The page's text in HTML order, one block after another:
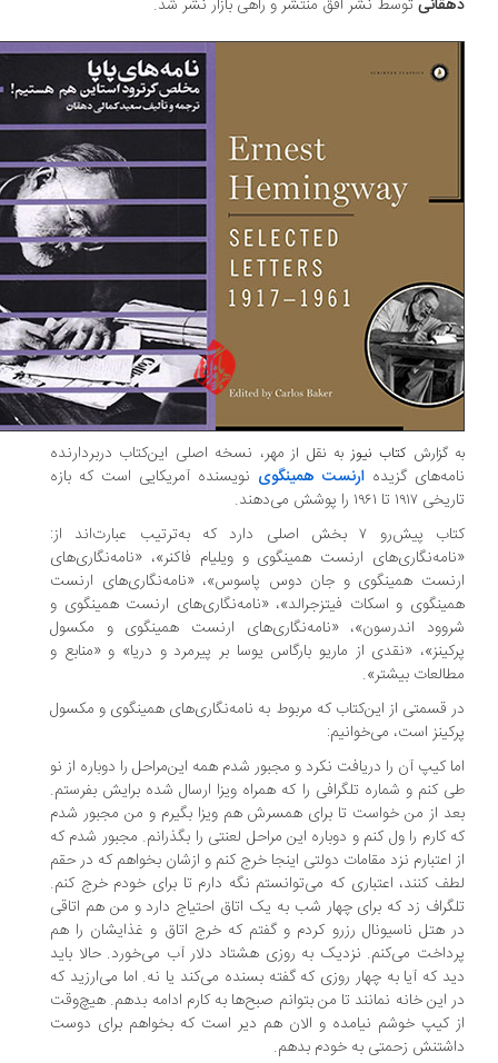
توسط نشر افق منتشر و راهی بازار نشر شد.
گزارش کتاب نیوز به نقل ازمهر، نسخه اصلی این‌کتاب دربردارنده
گزیده ارنست همینگوینویسنده آمریکایی است که بازه
تا ۱۹۶۱ را پوشش می‌دهند.
کتاب پیش‌رو ۷ بخش اصلی دارد که به‌ترتیب عبارت‌اند از:
ارنست همینگوی و ویلیام فاکنر»، «نامه‌نگاری‌های
همینگوی و جان دوس پاسوس»، «نامه‌نگاری‌های ارنست
و اسکات فیتزجرالد»، «نامه‌نگاری‌های ارنست همینگوی و
اندرسون»، «نامه‌نگاری‌های ارنست همینگوی و مکسول
«نقدی از ماریو بارگاس یوسا بر پیرمرد و دریا» و «منابع و
بیشتر».
قسمتی از این‌کتاب که مربوط به نامه‌نگاری‌های همینگوی و مکسول
است، می‌خوانیم:
کیپ آن را دریافت نکرد و مجبور شدم همه این‌مراحل را دوباره از نو
کنم و شماره تلگرافی را که همراه ویزا ارسال شده برایش بفرستم.
از من خواست تا برای همسرش هم ویزا بگیرم و من مجبور شدم
کارم را ول کنم و دوباره این مراحل لعنتی را بگذرانم. مجبور شدم که
اعتبارم نزد مقامات دولتی اینجا خرج کنم و ازشان بخواهم که در حقم
کنند، اعتباری که می‌توانستم نگه دارم تا برای خودم خرج کنم.
زد که برای چهار شب به یک اتاق احتیاج دارد و من هم اتاقی
هتل ناسیونال رزرو کردم و گفتم که خرج اتاق و غذایشان را هم
می‌کنم. نزدیک به روزی هشتاد دلار آب می‌خورد. حالا باید
که آیا به چهار روزی که گفته بسنده می‌کند یا نه. اما می‌ارزید که
این خانه نمانند تا من بتوانم صبح‌ها به کارم ادامه بدهم. هیچ‌وقت
کیپ خوشم نیامده و الان هم دیر است که بخواهم برای دوست
زحمتی به خودم بدهم.